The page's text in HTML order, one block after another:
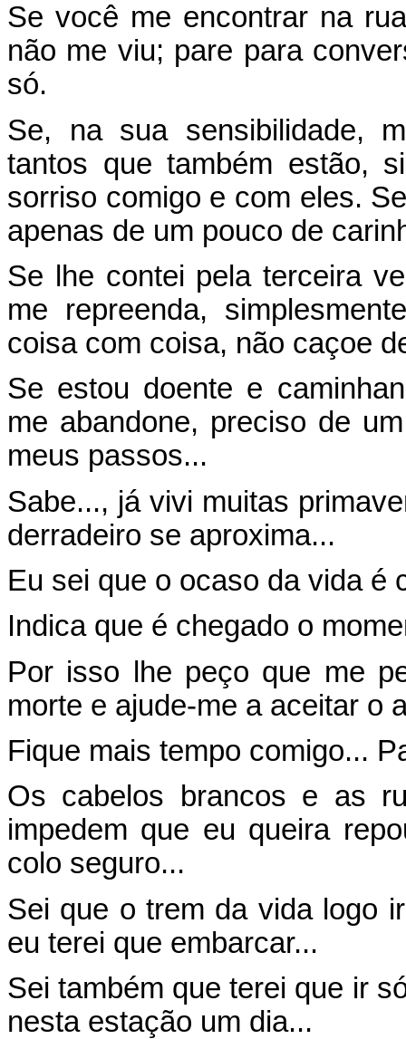
Se você me encontrar na
não me viu; pare para
só.
Se, na sua sensibilidade,
tantos que também estão,
sorriso comigo e com eles.
apenas de um pouco de
Se lhe contei pela terceira
me repreenda,
coisa com coisa, não caçoe
Se estou doente e
me abandone, preciso de
meus passos...
Sabe..., já vivi muitas
derradeiro se aproxima...
Eu sei que o ocaso da vida é
Indica que é chegado o
Por isso lhe peço que me
morte e ajude-me a aceitar o
Fique mais tempo comigo...
Os cabelos brancos e as
impedem que eu queira
colo seguro...
Sei que o trem da vida logo
eu terei que embarcar...
Sei também que terei que ir
nesta estação um dia...